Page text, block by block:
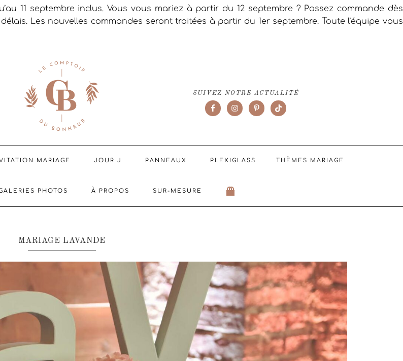
11 septembre inclus. Vous vous mariez à partir du 12 septembre ? Passez commande dès
Les nouvelles commandes seront traitées à partir du 1er septembre. Toute l’équipe vous
SUIVEZ NOTRE ACTUALITÉ
MARIAGE JOUR J PANNEAUX PLEXIGLASS THÈMES MARIAGE
PHOTOS À PROPOS SUR-MESURE
MARIAGE LAVANDE